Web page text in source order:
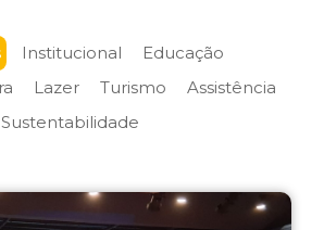
Institucional
Educação
Lazer Turismo
Assistência
Sustentabilidade